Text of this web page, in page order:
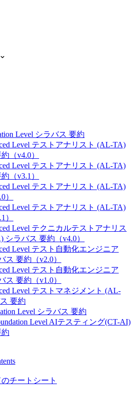
Level シラバス 要約
Level テストアナリスト (AL-TA)
（v4.0）
Level テストアナリスト (AL-TA)
（v3.1）
Level テストアナリスト (AL-TA)
）
Level テストアナリスト (AL-TA)
）
Level テクニカルテストアナリス
シラバス 要約（v4.0）
Level テスト自動化エンジニア
ス 要約（v2.0）
Level テスト自動化エンジニア
ス 要約（v1.0）
Level テストマネジメント (AL-
要約
Level シラバス 要約
Level AIテスティング(CT-AI)
チートシート